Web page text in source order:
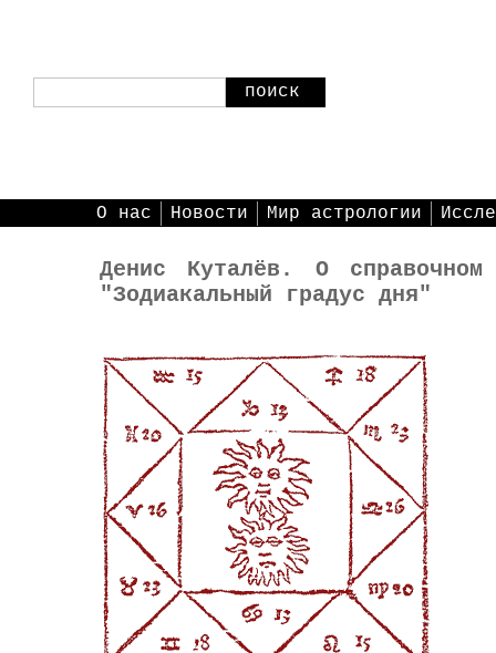
поиск
О нас Новости Мир астрологии
Денис Куталёв. О справочном
"Зодиакальный градус дня"